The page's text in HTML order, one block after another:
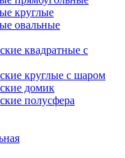
круглые
овальные
квадратные с
круглые с шаром
домик
полусфера